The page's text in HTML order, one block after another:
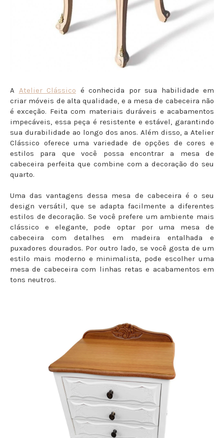
A Atelier Clássico é conhecida por sua habilidade em
criar móveis de alta qualidade, e a mesa de cabeceira não
é exceção. Feita com materiais duráveis e acabamentos
impecáveis, essa peça é resistente e estável, garantindo
sua durabilidade ao longo dos anos. Além disso, a Atelier
Clássico oferece uma variedade de opções de cores e
estilos para que você possa encontrar a mesa de
cabeceira perfeita que combine com a decoração do seu
quarto.
Uma das vantagens dessa mesa de cabeceira é o seu
design versátil, que se adapta facilmente a diferentes
estilos de decoração. Se você prefere um ambiente mais
clássico e elegante, pode optar por uma mesa de
cabeceira com detalhes em madeira entalhada e
puxadores dourados. Por outro lado, se você gosta de um
estilo mais moderno e minimalista, pode escolher uma
mesa de cabeceira com linhas retas e acabamentos em
tons neutros.